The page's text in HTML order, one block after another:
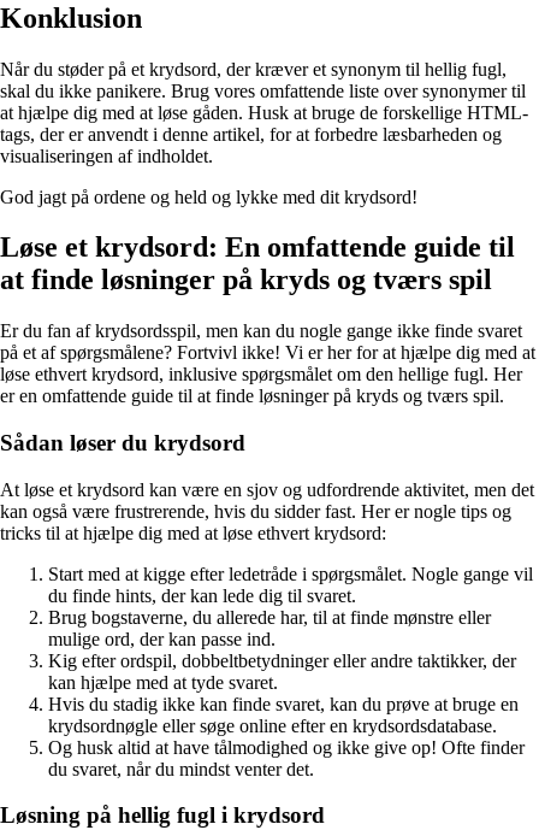
Konklusion
Når du støder på et krydsord, der kræver et synonym til hellig fugl,
skal du ikke panikere. Brug vores omfattende liste over synonymer til
at hjælpe dig med at løse gåden. Husk at bruge de forskellige HTML-
tags, der er anvendt i denne artikel, for at forbedre læsbarheden og
visualiseringen af indholdet.
God jagt på ordene og held og lykke med dit krydsord!
Løse et krydsord: En omfattende guide til
at finde løsninger på kryds og tværs spil
Er du fan af krydsordsspil, men kan du nogle gange ikke finde svaret
på et af spørgsmålene? Fortvivl ikke! Vi er her for at hjælpe dig med at
løse ethvert krydsord, inklusive spørgsmålet om den hellige fugl. Her
er en omfattende guide til at finde løsninger på kryds og tværs spil.
Sådan løser du krydsord
At løse et krydsord kan være en sjov og udfordrende aktivitet, men det
kan også være frustrerende, hvis du sidder fast. Her er nogle tips og
tricks til at hjælpe dig med at løse ethvert krydsord:
Start med at kigge efter ledetråde i spørgsmålet. Nogle gange vil
du finde hints, der kan lede dig til svaret.
Brug bogstaverne, du allerede har, til at finde mønstre eller
mulige ord, der kan passe ind.
Kig efter ordspil, dobbeltbetydninger eller andre taktikker, der
kan hjælpe med at tyde svaret.
Hvis du stadig ikke kan finde svaret, kan du prøve at bruge en
krydsordnøgle eller søge online efter en krydsordsdatabase.
Og husk altid at have tålmodighed og ikke give op! Ofte finder
du svaret, når du mindst venter det.
Løsning på hellig fugl i krydsord